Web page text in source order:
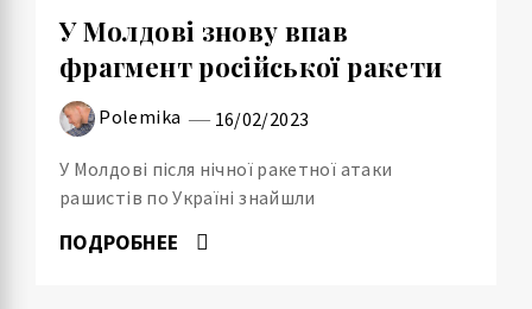
У Молдові знову впав
фрагмент російської ракети
Polemika 16/02/2023
У Молдові після нічної ракетної атаки
рашистів по Україні знайшли
ПОДРОБНЕЕ